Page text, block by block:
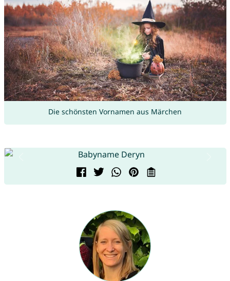
Die schönsten Vornamen aus Märchen